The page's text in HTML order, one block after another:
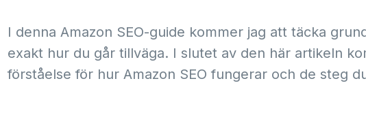
I denna Amazon SEO-guide kommer jag att täcka
exakt hur du går tillväga. I slutet av den här artikeln
förståelse för hur Amazon SEO fungerar och de steg